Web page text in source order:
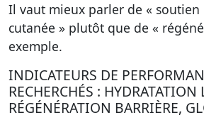
Il vaut mieux parler de «
cutanée » plutôt que de «
exemple.
INDICATEURS DE
RECHERCHÉS :
RÉGÉNÉRATION BARRIÈRE,